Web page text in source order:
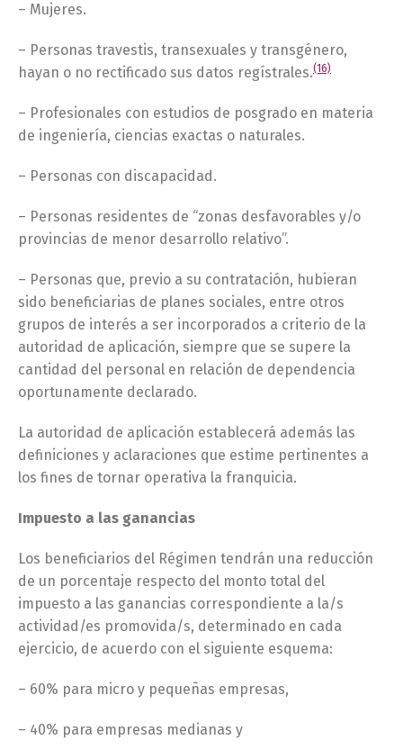
– Mujeres.
– Personas travestis, transexuales y transgénero,
hayan o no rectificado sus datos regístrales.(16)
– Profesionales con estudios de posgrado en materia
de ingeniería, ciencias exactas o naturales.
– Personas con discapacidad.
– Personas residentes de “zonas desfavorables y/o
provincias de menor desarrollo relativo”.
– Personas que, previo a su contratación, hubieran
sido beneficiarias de planes sociales, entre otros
grupos de interés a ser incorporados a criterio de la
autoridad de aplicación, siempre que se supere la
cantidad del personal en relación de dependencia
oportunamente declarado.
La autoridad de aplicación establecerá además las
definiciones y aclaraciones que estime pertinentes a
los fines de tornar operativa la franquicia.
Impuesto a las ganancias
Los beneficiarios del Régimen tendrán una reducción
de un porcentaje respecto del monto total del
impuesto a las ganancias correspondiente a la/s
actividad/es promovida/s, determinado en cada
ejercicio, de acuerdo con el siguiente esquema:
– 60% para micro y pequeñas empresas,
– 40% para empresas medianas y